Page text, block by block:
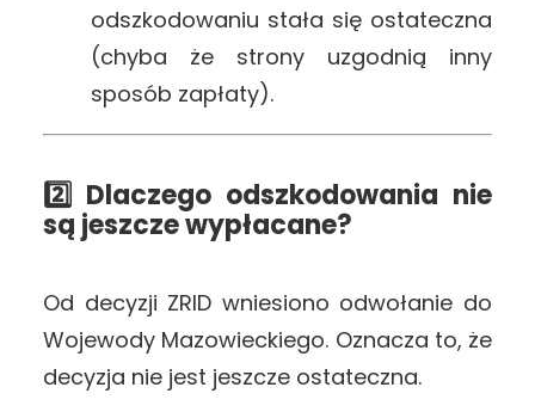
odszkodowaniu stała się ostateczna
(chyba że strony uzgodnią inny
sposób zapłaty).
2️⃣ Dlaczego odszkodowania nie
są jeszcze wypłacane?
Od decyzji ZRID wniesiono odwołanie do
Wojewody Mazowieckiego. Oznacza to, że
decyzja nie jest jeszcze ostateczna.